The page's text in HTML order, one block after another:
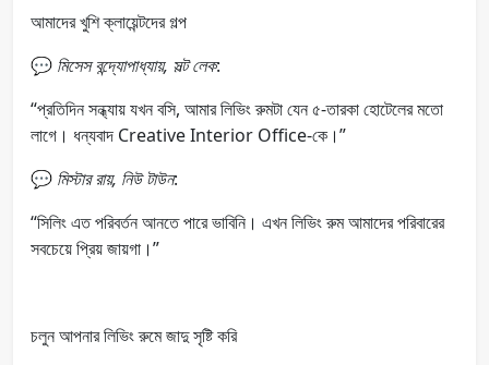
আমাদের খুশি ক্লায়েন্টদের গল্প
💬 মিসেস বন্দ্যোপাধ্যায়, সল্ট লেক:
“প্রতিদিন সন্ধ্যায় যখন বসি, আমার লিভিং রুমটা যেন ৫-তারকা হোটেলের মতো
লাগে। ধন্যবাদ Creative Interior Office-কে।”
💬 মিস্টার রায়, নিউ টাউন:
“সিলিং এত পরিবর্তন আনতে পারে ভাবিনি। এখন লিভিং রুম আমাদের পরিবারের
সবচেয়ে প্রিয় জায়গা।”
চলুন আপনার লিভিং রুমে জাদু সৃষ্টি করি